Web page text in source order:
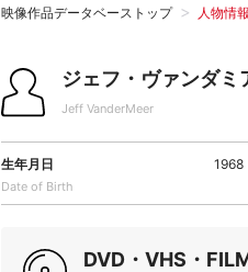
映像作品データベーストップ 人物情
ジェフ・ヴァンダミ
Jeff VanderMeer
生年月日
Date of Birth
1968
DVD・VHS・